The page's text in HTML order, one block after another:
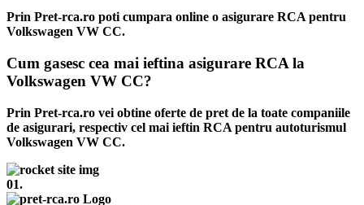
Prin Pret-rca.ro poti cumpara online o asigurare RCA pentru
Volkswagen VW CC.
Cum gasesc cea mai ieftina asigurare RCA la
Volkswagen VW CC?
Prin Pret-rca.ro vei obtine oferte de pret de la toate companiile
de asigurari, respectiv cel mai ieftin RCA pentru autoturismul
Volkswagen VW CC.
01.